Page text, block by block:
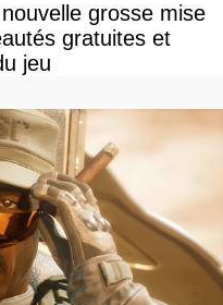
grosse mise
gratuites et
jeu